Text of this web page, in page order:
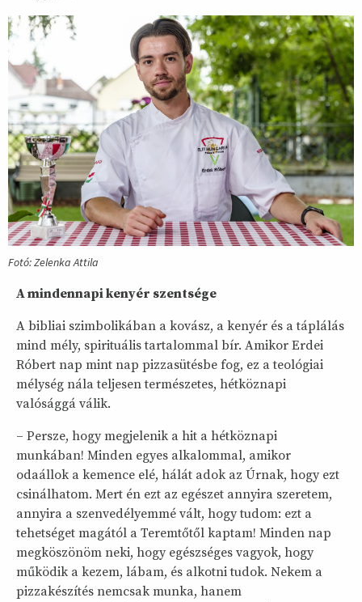
Fotó: Zelenka Attila
A mindennapi kenyér szentsége
A bibliai szimbolikában a kovász, a kenyér és a táplálás
mind mély, spirituális tartalommal bír. Amikor Erdei
Róbert nap mint nap pizzasütésbe fog, ez a teológiai
mélység nála teljesen természetes, hétköznapi
valósággá válik.
– Persze, hogy megjelenik a hit a hétköznapi
munkában! Minden egyes alkalommal, amikor
odaállok a kemence elé, hálát adok az Úrnak, hogy ezt
csinálhatom. Mert én ezt az egészet annyira szeretem,
annyira a szenvedélyemmé vált, hogy tudom: ezt a
tehetséget magától a Teremtőtől kaptam! Minden nap
megköszönöm neki, hogy egészséges vagyok, hogy
működik a kezem, lábam, és alkotni tudok. Nekem a
pizzakészítés nemcsak munka, hanem